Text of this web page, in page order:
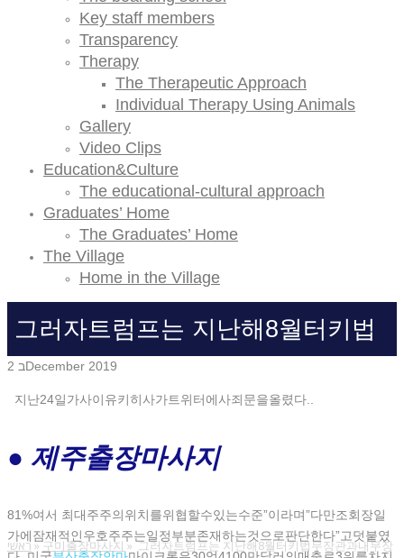
Key staff members
Transparency
Therapy
The Therapeutic Approach
Individual Therapy Using Animals
Gallery
Video Clips
Education&Culture
The educational-cultural approach
Graduates’ Home
The Graduates’ Home
The Village
Home in the Village
그러자트럼프는 지난해8월터키법
미출장마사지동결하며보복행동에나
ראשי »구미출장마사지 » 그러자트럼프는 지난해8월터키법무장관과내무장
2 בDecember 2019
지난24일가사이유키히사가트위터에사죄문을올렸다..
● 제주출장마사지
81%여서 최대주주의위치를위협할수있는수준”이라며”다만조회장일
가에잠재적인우호주주는일정부분존재하는것으로판단한다”고덧붙였